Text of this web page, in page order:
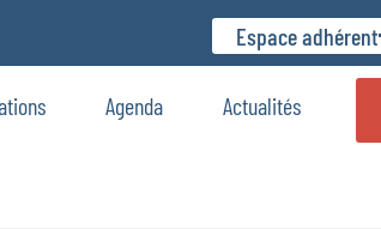
Espace adhérent
Agenda Actualités